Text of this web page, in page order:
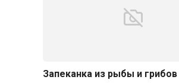
Запеканка из рыбы и грибов